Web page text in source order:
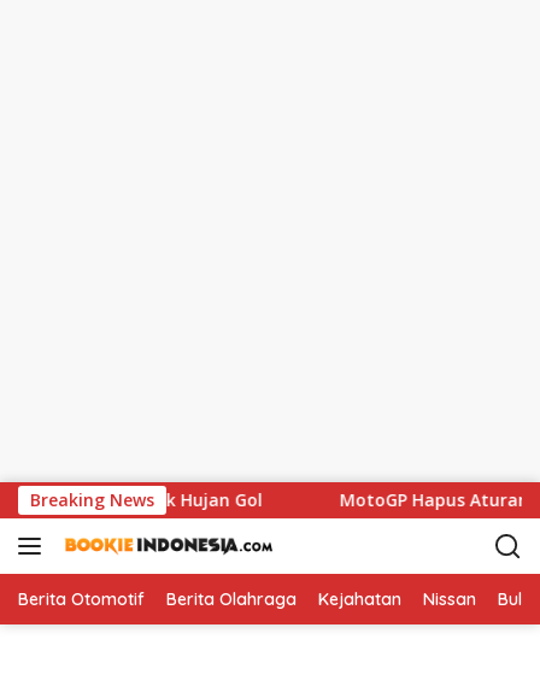
k
p
o
Breaking News
di Balik Hujan Gol MotoGP Hapus Aturan Wildcard,
Berita Otomotif Berita Olahraga Kejahatan Nissan